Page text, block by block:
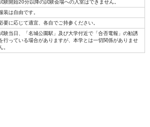
験開始20分以降の試験会場への入室はできません。
装は自由です。
要に応じて適宜、各自でご持参ください。
験当日、「名城公園駅」及び大学付近で「合否電報」の勧誘
行っている場合がありますが、本学とは一切関係がありませ
。